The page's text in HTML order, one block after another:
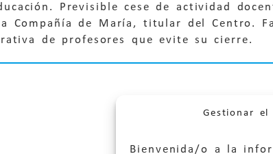
Gestionar
Bienvenida/o a la
Previsible cese de actividad
Compañía de María, titular del Centro.
de profesores que evite su cierre.